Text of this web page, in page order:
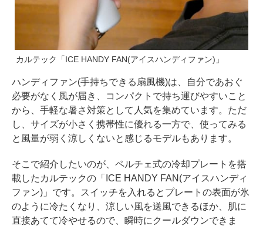
カルテック「ICE HANDY FAN(アイスハンディファン)」
ハンディファン(手持ちできる扇風機)は、自分であおぐ
必要がなく風が届き、コンパクトで持ち運びやすいこと
から、手軽な暑さ対策として人気を集めています。ただ
し、サイズが小さく携帯性に優れる一方で、使ってみる
と風量が弱く涼しくないと感じるモデルもあります。
そこで紹介したいのが、ペルチェ式の冷却プレートを搭
載したカルテックの「ICE HANDY FAN(アイスハンディ
ファン)」です。スイッチを入れるとプレートの表面が氷
のように冷たくなり、涼しい風を送風できるほか、肌に
直接あてて冷やせるので、瞬時にクールダウンできま